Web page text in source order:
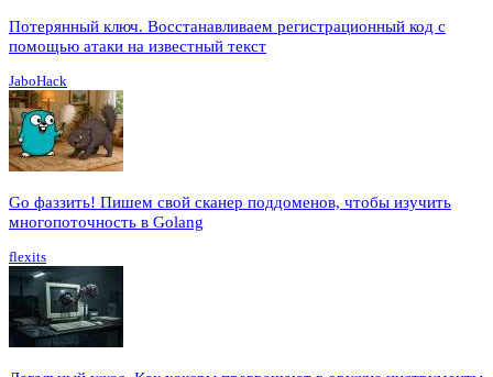
Потерянный ключ. Восстанавливаем регистрационный код с
помощью атаки на известный текст
JaboHack
Go фаззить! Пишем свой сканер поддоменов, чтобы изучить
многопоточность в Golang
flexits